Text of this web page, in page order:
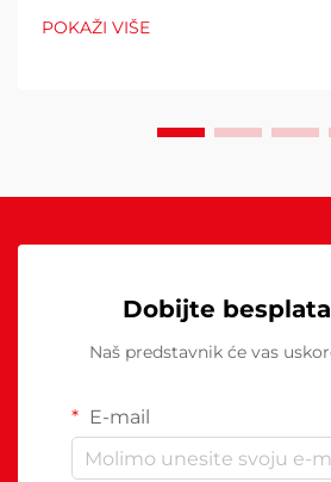
udobnost kupaca i potrošnju
može rezultirati neadekvatnom
POKAŽI VIŠE
Dobijte
Naš predstavnik će vas
E-mail